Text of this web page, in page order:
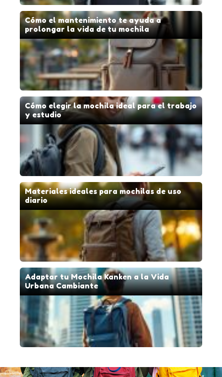
Cómo el mantenimiento te ayuda a
prolongar la vida de tu mochila
Cómo elegir la mochila ideal para el trabajo
y estudio
Materiales ideales para mochilas de uso
diario
Adaptar tu Mochila Kanken a la Vida
Urbana Cambiante